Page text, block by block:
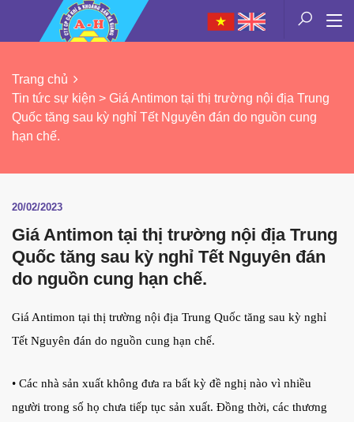
Trang chủ
Tin tức sự kiện > Giá Antimon tại thị trường nội địa Trung
Quốc tăng sau kỳ nghỉ Tết Nguyên đán do nguồn cung
hạn chế.
20/02/2023
Giá Antimon tại thị trường nội địa Trung
Quốc tăng sau kỳ nghỉ Tết Nguyên đán
do nguồn cung hạn chế.
Giá Antimon tại thị trường nội địa Trung Quốc tăng sau kỳ nghỉ
Tết Nguyên đán do nguồn cung hạn chế.
• Các nhà sản xuất không đưa ra bất kỳ đề nghị nào vì nhiều
người trong số họ chưa tiếp tục sản xuất. Đồng thời, các thương